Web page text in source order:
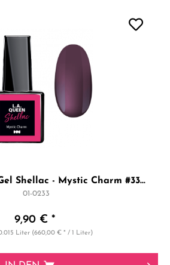
Shellac - Mystic Charm #33...
01-0233
9,90 € *
Liter (660,00 € * / 1 Liter)